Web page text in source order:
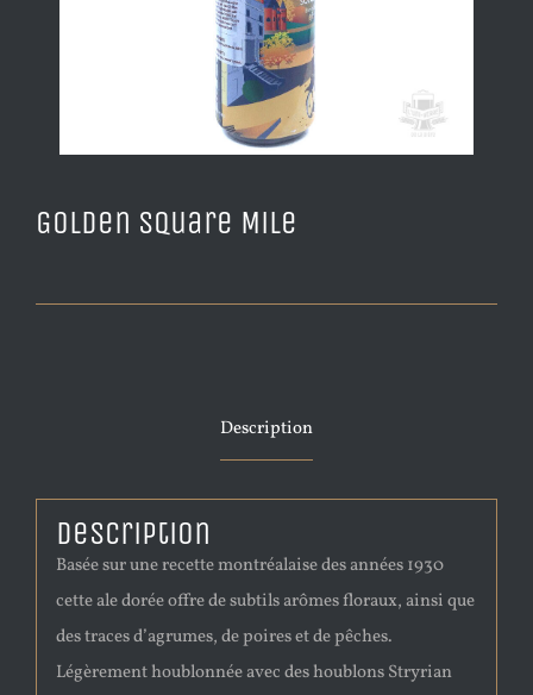
Golden Square Mile
Description
Description
Basée sur une recette montréalaise des années 1930
cette ale dorée offre de subtils arômes floraux, ainsi que
des traces d’agrumes, de poires et de pêches.
Légèrement houblonnée avec des houblons Stryrian